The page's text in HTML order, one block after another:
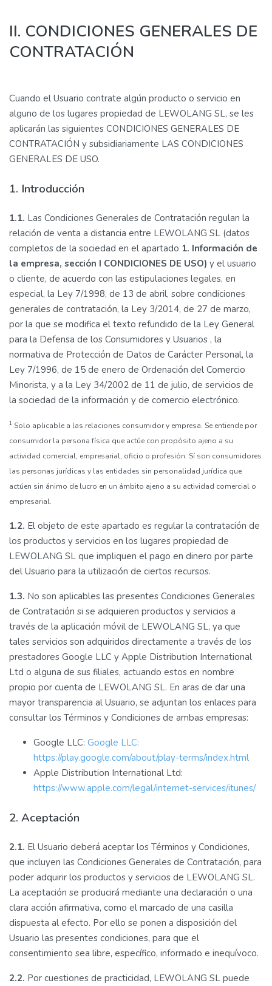
II. CONDICIONES GENERALES DE
CONTRATACIÓN
Cuando el Usuario contrate algún producto o servicio en
alguno de los lugares propiedad de LEWOLANG SL, se les
aplicarán las siguientes CONDICIONES GENERALES DE
CONTRATACIÓN y subsidiariamente LAS CONDICIONES
GENERALES DE USO.
1. Introducción
1.1. Las Condiciones Generales de Contratación regulan la
relación de venta a distancia entre LEWOLANG SL (datos
completos de la sociedad en el apartado 1. Información de
la empresa, sección I CONDICIONES DE USO) y el usuario
o cliente, de acuerdo con las estipulaciones legales, en
especial, la Ley 7/1998, de 13 de abril, sobre condiciones
generales de contratación, la Ley 3/2014, de 27 de marzo,
por la que se modifica el texto refundido de la Ley General
para la Defensa de los Consumidores y Usuarios , la
normativa de Protección de Datos de Carácter Personal, la
Ley 7/1996, de 15 de enero de Ordenación del Comercio
Minorista, y a la Ley 34/2002 de 11 de julio, de servicios de
la sociedad de la información y de comercio electrónico.
1 Solo aplicable a las relaciones consumidor y empresa. Se entiende por
consumidor la persona física que actúe con propósito ajeno a su
actividad comercial, empresarial, oficio o profesión. Sí son consumidores
las personas jurídicas y las entidades sin personalidad jurídica que
actúen sin ánimo de lucro en un ámbito ajeno a su actividad comercial o
empresarial.
1.2. El objeto de este apartado es regular la contratación de
los productos y servicios en los lugares propiedad de
LEWOLANG SL que impliquen el pago en dinero por parte
del Usuario para la utilización de ciertos recursos.
1.3. No son aplicables las presentes Condiciones Generales
de Contratación si se adquieren productos y servicios a
través de la aplicación móvil de LEWOLANG SL, ya que
tales servicios son adquiridos directamente a través de los
prestadores Google LLC y Apple Distribution International
Ltd o alguna de sus filiales, actuando estos en nombre
propio por cuenta de LEWOLANG SL. En aras de dar una
mayor transparencia al Usuario, se adjuntan los enlaces para
consultar los Términos y Condiciones de ambas empresas:
Google LLC: Google LLC:
https://play.google.com/about/play-terms/index.html
Apple Distribution International Ltd:
https://www.apple.com/legal/internet-services/itunes/
2. Aceptación
2.1. El Usuario deberá aceptar los Términos y Condiciones,
que incluyen las Condiciones Generales de Contratación, para
poder adquirir los productos y servicios de LEWOLANG SL.
La aceptación se producirá mediante una declaración o una
clara acción afirmativa, como el marcado de una casilla
dispuesta al efecto. Por ello se ponen a disposición del
Usuario las presentes condiciones, para que el
consentimiento sea libre, específico, informado e inequívoco.
2.2. Por cuestiones de practicidad, LEWOLANG SL puede